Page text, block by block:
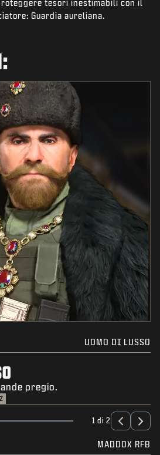
tesori inestimabili con il
Guardia aureliana.
UOMO DI LUSSO
pregio.
1 di 2
MADDOX RFB